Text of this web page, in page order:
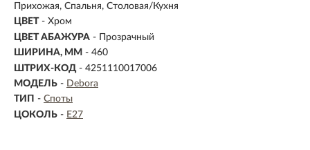
Прихожая, Спальня, Столовая/Кухня
ЦВЕТ - Хром
ЦВЕТ АБАЖУРА - Прозрачный
ШИРИНА, ММ - 460
ШТРИХ-КОД - 4251110017006
МОДЕЛЬ - Debora
ТИП - Споты
ЦОКОЛЬ - E27